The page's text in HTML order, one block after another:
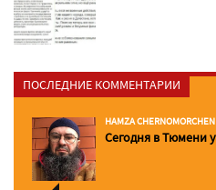
ПОСЛЕДНИЕ КОММЕНТАРИИ
HAMZA
Сегодня в Тюмени